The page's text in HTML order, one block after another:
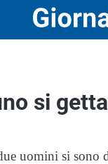
si
uomini si sono